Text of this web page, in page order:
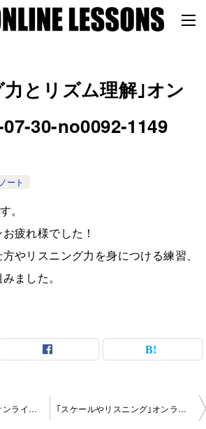
とリズム理解｣オン
30-no0092-1149
ート
。
疲れ様でした！
やリスニング力を身につける練習、
ました。
｢オンラインレッスン｣オンライン2024-07-15-no0092-1149 ｢スケールやリスニング｣オンライン2024-08-11-no0092-1149